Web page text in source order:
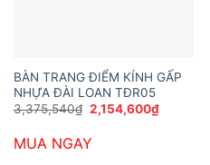
BÀN TRANG ĐIỂM KÍNH GẤP
NHỰA ĐÀI LOAN TĐR05
3,375,540₫ Giá
gốc
3,375,540₫.
2,154,600₫Giá
hiện
MUA NGAY